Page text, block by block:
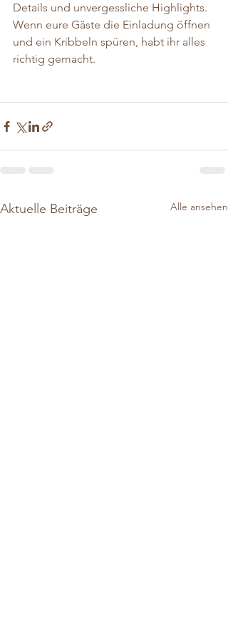
Details und unvergessliche Highlights.
Wenn eure Gäste die Einladung öffnen
und ein Kribbeln spüren, habt ihr alles
richtig gemacht.
Aktuelle Beiträge Alle ansehen